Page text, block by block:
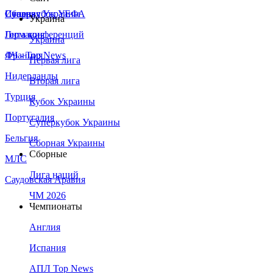
Сборная Украины
Италия
Германия
Франция
Нидерланды
Турция
Португалия
Бельгия
МЛС
Саудовская Аравия
Суперкубок УЕФА
Лига конференций
ЛЧ - Top News
Украина
Украина
Первая лига
Вторая лига
Кубок Украины
Суперкубок Украины
Сборная Украины
Сборные
Лига наций
ЧМ 2026
Чемпионаты
Англия
Испания
АПЛ Top News